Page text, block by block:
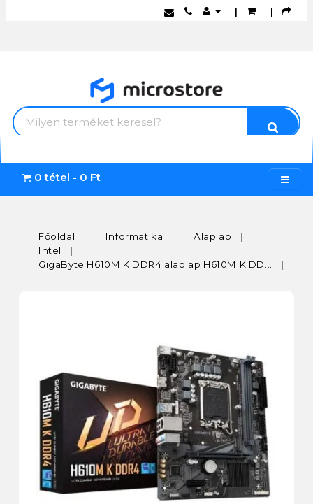
| |
0 tétel - 0 Ft
Főoldal Informatika
Alaplap
Intel
GigaByte H610M K DDR4 alaplap H610M K DD...